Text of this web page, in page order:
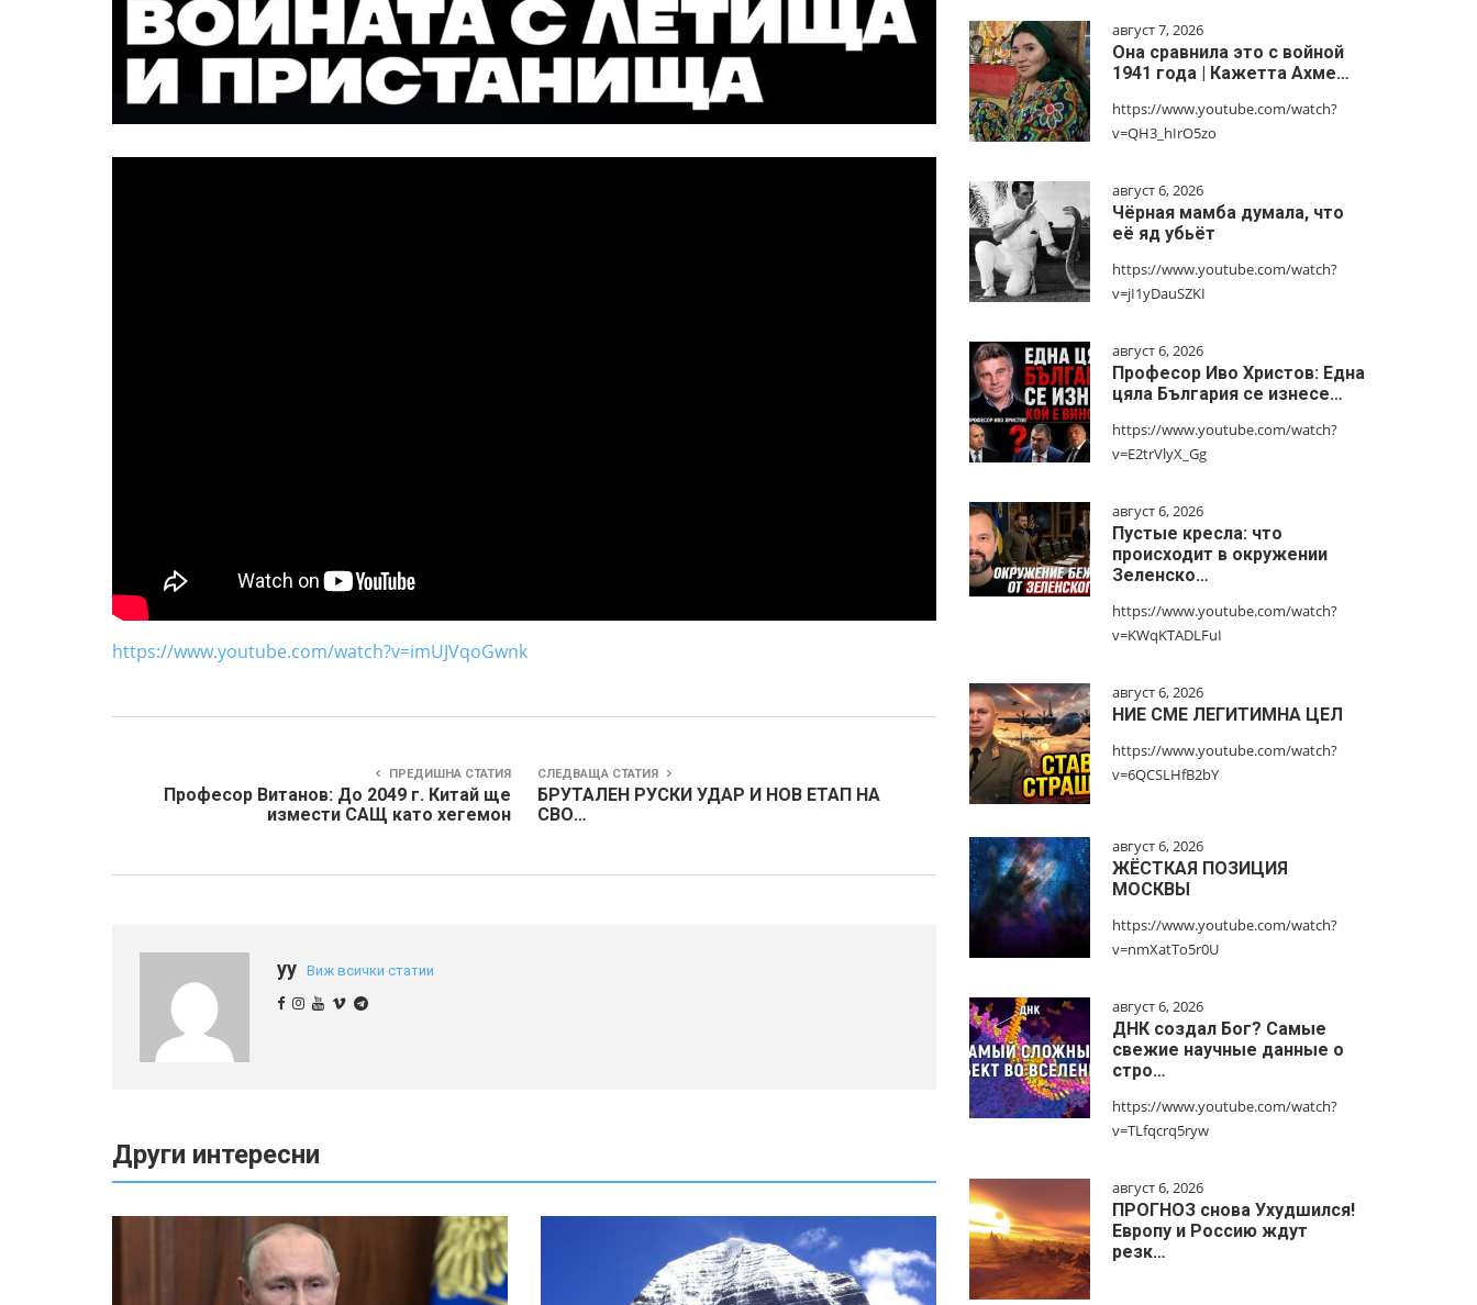
https://www.youtube.com/watch?v=imUJVqoGwnk
ПРЕДИШНА СТАТИЯ
Професор Витанов: До 2049 г. Китай ще
измести САЩ като хегемон
СЛЕДВАЩА СТАТИЯ
БРУТАЛЕН РУСКИ УДАР И НОВ ЕТАП НА
СВО…
yy Виж всички статии
Други интересни
август 7, 2026
Она сравнила это с войной
1941 года | Кажетта Ахме…
https://www.youtube.com/watch?
v=QH3_hIrO5zo
август 6, 2026
Чёрная мамба думала, что
её яд убьёт
https://www.youtube.com/watch?
v=jI1yDauSZKI
август 6, 2026
Професор Иво Христов: Една
цяла България се изнесе…
https://www.youtube.com/watch?
v=E2trVlyX_Gg
август 6, 2026
Пустые кресла: что
происходит в окружении
Зеленско…
https://www.youtube.com/watch?
v=KWqKTADLFuI
август 6, 2026
НИЕ СМЕ ЛЕГИТИМНА ЦЕЛ
https://www.youtube.com/watch?
v=6QCSLHfB2bY
август 6, 2026
ЖЁСТКАЯ ПОЗИЦИЯ
МОСКВЫ
https://www.youtube.com/watch?
v=nmXatTo5r0U
август 6, 2026
ДНК создал Бог? Самые
свежие научные данные о
стро…
https://www.youtube.com/watch?
v=TLfqcrq5ryw
август 6, 2026
ПРОГНОЗ снова Ухудшился!
Европу и Россию ждут
резк…